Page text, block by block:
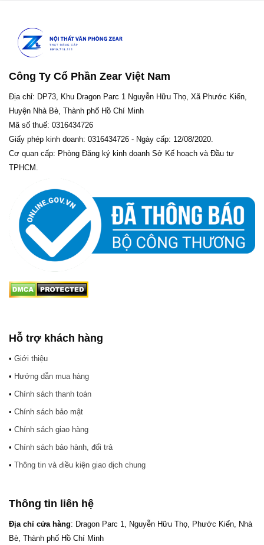
Công Ty Cổ Phần Zear Việt Nam
Địa chỉ: DP73, Khu Dragon Parc 1 Nguyễn Hữu Thọ, Xã Phước Kiển,
Huyện Nhà Bè, Thành phố Hồ Chí Minh
Mã số thuế: 0316434726
Giấy phép kinh doanh: 0316434726 - Ngày cấp: 12/08/2020.
Cơ quan cấp: Phòng Đăng ký kinh doanh Sở Kế hoạch và Đầu tư
TPHCM.
Hỗ trợ khách hàng
• Giới thiệu
• Hướng dẫn mua hàng
• Chính sách thanh toán
• Chính sách bảo mật
• Chính sách giao hàng
• Chính sách bảo hành, đổi trả
• Thông tin và điều kiện giao dịch chung
Thông tin liên hệ
Địa chỉ cửa hàng: Dragon Parc 1, Nguyễn Hữu Thọ, Phước Kiển, Nhà
Bè, Thành phố Hồ Chí Minh